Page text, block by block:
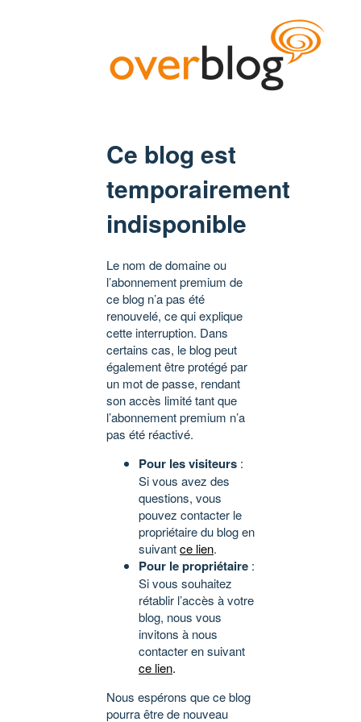
Ce blog est
temporairement
indisponible
Le nom de domaine ou
l’abonnement premium de
ce blog n’a pas été
renouvelé, ce qui explique
cette interruption. Dans
certains cas, le blog peut
également être protégé par
un mot de passe, rendant
son accès limité tant que
l’abonnement premium n’a
pas été réactivé.
Pour les visiteurs :
Si vous avez des
questions, vous
pouvez contacter le
propriétaire du blog en
suivantce lien.
Pour le propriétaire :
Si vous souhaitez
rétablir l’accès à votre
blog, nous vous
invitons à nous
contacter en suivant
ce lien.
Nous espérons que ce blog
pourra être de nouveau